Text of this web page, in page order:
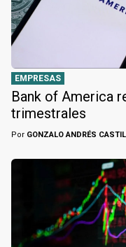
EMPRESAS
Bank of America
trimestrales
Por GONZALO ANDRÉS